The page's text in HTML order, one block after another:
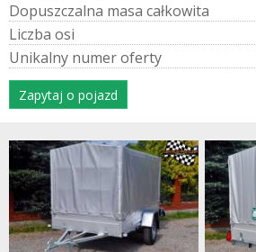
Dopuszczalna masa całkowita
Liczba osi
Unikalny numeroferty
Zapytaj o pojazd